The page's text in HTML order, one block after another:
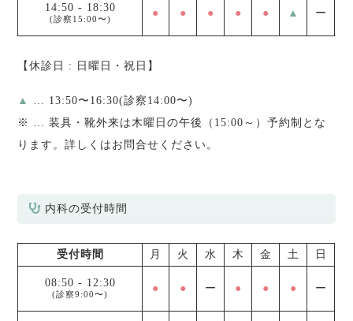
14:50 - 18:30
(診察15:00〜) ● ● ● ● ● ▲ ー
【休診日 : 日曜日・祝日】
▲
… 13:50〜16:30(診察14:00〜)
※ … 装具・靴外来は木曜日の午後（15:00～）予約制とな
ります。詳しくはお問合せください。
内科の受付時間
受付時間 月 火 水 木 金 土 日
08:50 - 12:30
(診察9:00〜) ● ● ー ● ● ● ー